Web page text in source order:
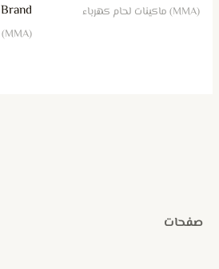
(MMA) ماكينات لحام كهرباء
Brand
(MMA) ماكينات لحام كهرباء
صفحات